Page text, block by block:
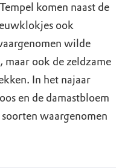
komen naast de
ook
wilde
maar ook de zeldzame
In het najaar
en de damastbloem
waargenomen